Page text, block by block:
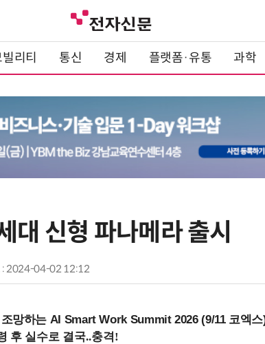
리티 통신 경제 플랫폼·유통 과학
대 신형 파나메라 출시
: 2024-04-02 12:12
망하는 AI Smart Work Summit 2026 (9/11 코엑